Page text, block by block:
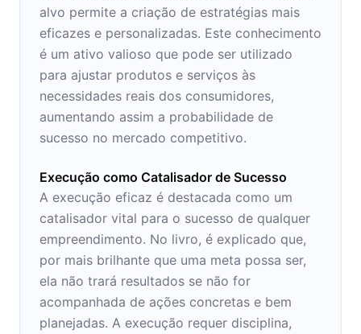
alvo permite a criação de estratégias mais
eficazes e personalizadas. Este conhecimento
é um ativo valioso que pode ser utilizado
para ajustar produtos e serviços às
necessidades reais dos consumidores,
aumentando assim a probabilidade de
sucesso no mercado competitivo.
Execução como Catalisador de Sucesso
A execução eficaz é destacada como um
catalisador vital para o sucesso de qualquer
empreendimento. No livro, é explicado que,
por mais brilhante que uma meta possa ser,
ela não trará resultados se não for
acompanhada de ações concretas e bem
planejadas. A execução requer disciplina,